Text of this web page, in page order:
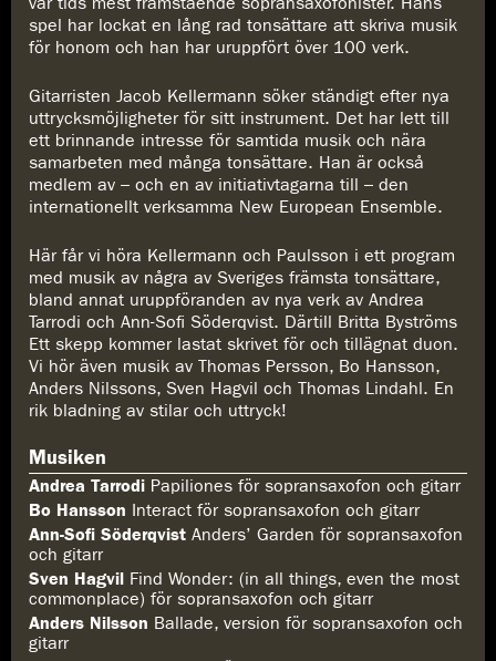
spel har lockat en lång rad tonsättare att skriva musik
för honom och han har uruppfört över 100 verk.
Gitarristen Jacob Kellermann söker ständigt efter nya
uttrycksmöjligheter för sitt instrument. Det har lett till
ett brinnande intresse för samtida musik och nära
samarbeten med många tonsättare. Han är också
medlem av – och en av initiativtagarna till – den
internationellt verksamma New European Ensemble.
Här får vi höra Kellermann och Paulsson i ett program
med musik av några av Sveriges främsta tonsättare,
bland annat uruppföranden av nya verk av Andrea
Tarrodi och Ann-Sofi Söderqvist. Därtill Britta Byströms
Ett skepp kommer lastat skrivet för och tillägnat duon.
Vi hör även musik av Thomas Persson, Bo Hansson,
Anders Nilssons, Sven Hagvil och Thomas Lindahl. En
rik bladning av stilar och uttryck!
Musiken
Andrea Tarrodi Papiliones för sopransaxofon och gitarr
Bo Hansson Interact för sopransaxofon och gitarr
Ann-Sofi Söderqvist Anders’ Garden för sopransaxofon
och gitarr
Sven Hagvil Find Wonder: (in all things, even the most
commonplace) för sopransaxofon och gitarr
Anders Nilsson Ballade, version för sopransaxofon och
gitarr